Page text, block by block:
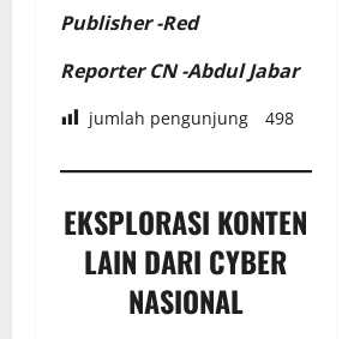
Publisher -Red
Reporter CN -Abdul Jabar
jumlah pengunjung 498
EKSPLORASI KONTEN
LAIN DARI CYBER
NASIONAL